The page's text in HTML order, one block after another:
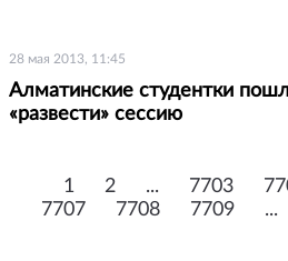
28 мая 2013, 11:45
Алматинские студентки
«развести» сессию
1 2 ... 7703
7707 7708 7709 ...